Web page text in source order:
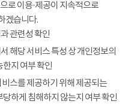
로 이용·제공이 지속적으로
겠습니다.
관련성 확인
해당 서비스 특성 상 개인정보의
한지 여부 확인
스를 제공하기 위해 제공되는
하게 침해하지 않는지 여부 확인